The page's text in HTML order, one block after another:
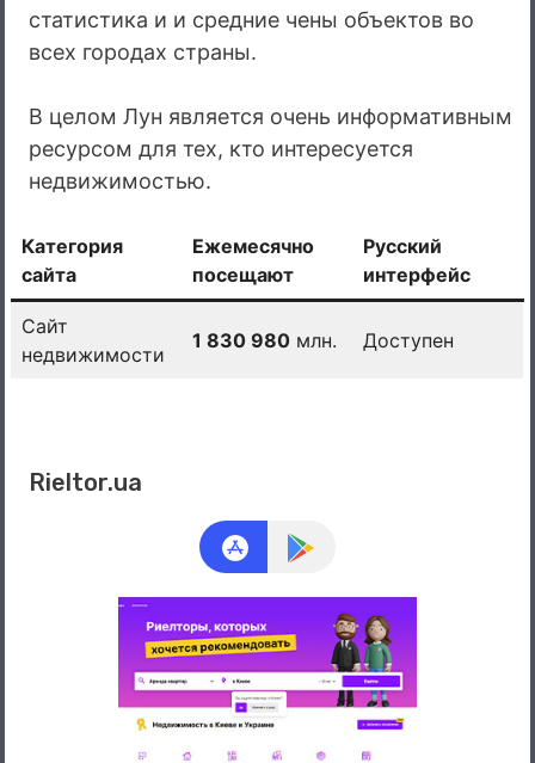
статистика и и средние чены объектов во
всех городах страны.
В целом Лун является очень информативным
ресурсом для тех, кто интересуется
недвижимостью.
Категория
сайта
Ежемесячно
посещают
Русский
интерфейс
Сайт
недвижимости
1 830 980 млн. Доступен
Rieltor.ua